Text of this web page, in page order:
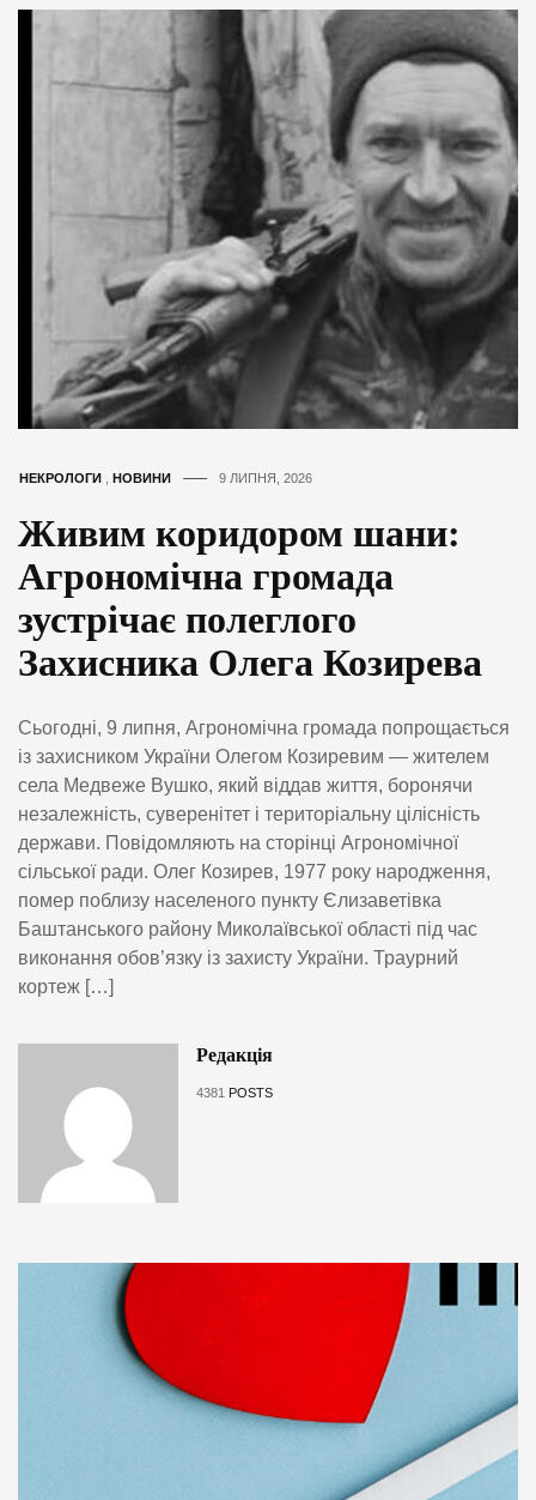
НЕКРОЛОГИ НОВИНИ 9 ЛИПНЯ, 2026
Живим коридором шани:
Агрономічна громада
зустрічає полеглого
Захисника Олега Козирева
Сьогодні, 9 липня, Агрономічна громада попрощається
із захисником України Олегом Козиревим — жителем
села Медвеже Вушко, який віддав життя, боронячи
незалежність, суверенітет і територіальну цілісність
держави. Повідомляють на сторінці Агрономічної
сільської ради. Олег Козирев, 1977 року народження,
помер поблизу населеного пункту Єлизаветівка
Баштанського району Миколаївської області під час
виконання обов’язку із захисту України. Траурний
кортеж […]
Редакція
4381 POSTS